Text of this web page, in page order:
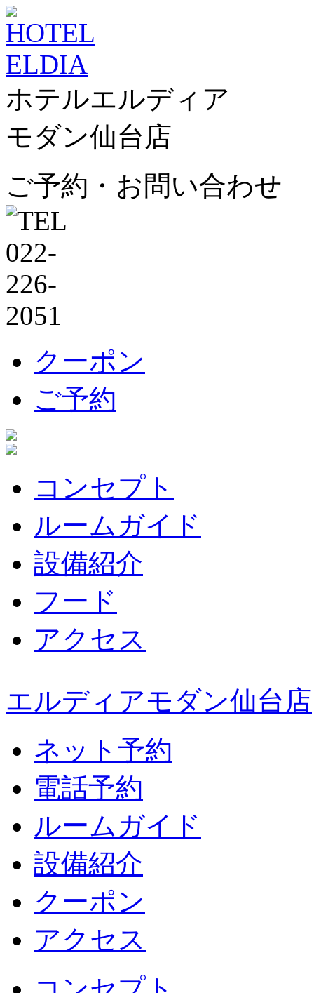
ホテルエルディア
モダン仙台店
ご予約・お問い合わせ
クーポン
ご予約
コンセプト
ルームガイド
設備紹介
フード
アクセス
エルディアモダン仙台店
ネット予約
電話予約
ルームガイド
設備紹介
クーポン
アクセス